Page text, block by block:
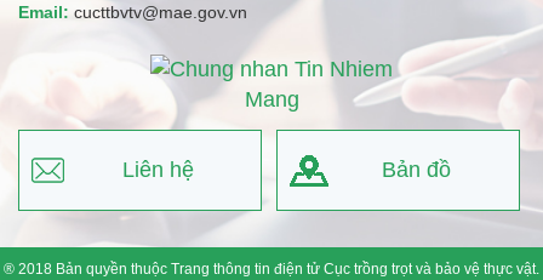
Email: cucttbvtv@mae.gov.vn
Liên hệ Bản đồ
® 2018 Bản quyền thuộc Trang thông tin điện tử Cục trồng trọt và bảo vệ thực vật.